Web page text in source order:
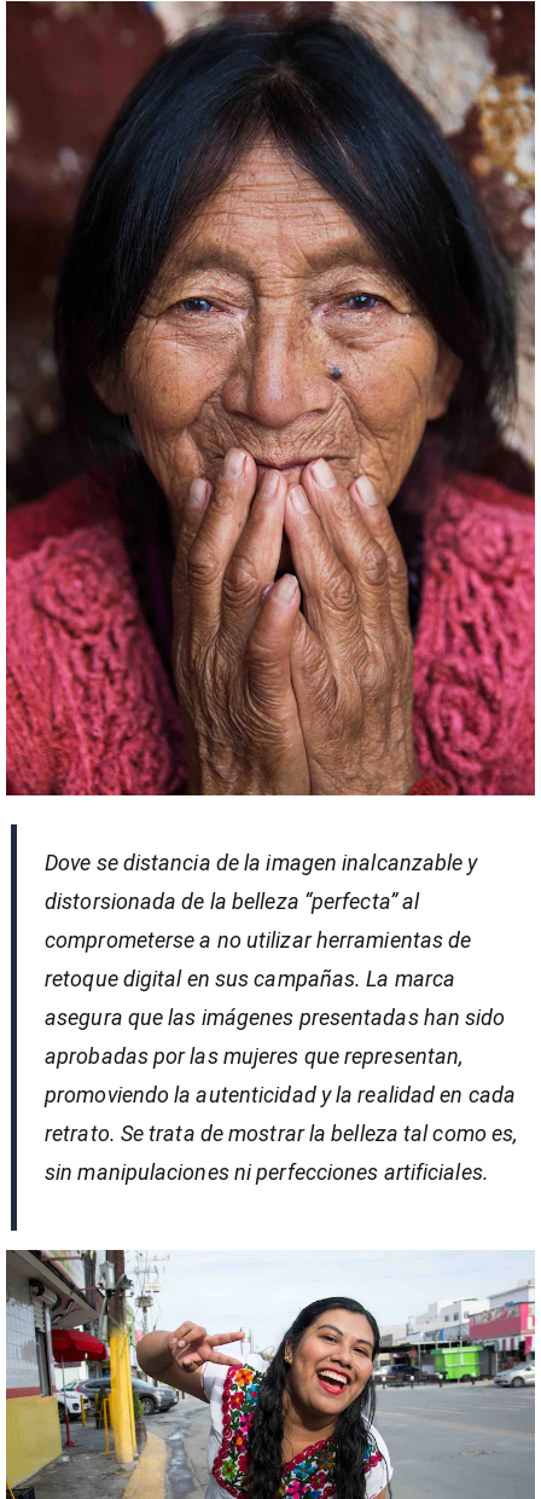
Dove se distancia de la imagen inalcanzable y
distorsionada de la belleza “perfecta” al
comprometerse a no utilizar herramientas de
retoque digital en sus campañas. La marca
asegura que las imágenes presentadas han sido
aprobadas por las mujeres que representan,
promoviendo la autenticidad y la realidad en cada
retrato. Se trata de mostrar la belleza tal como es,
sin manipulaciones ni perfecciones artificiales.